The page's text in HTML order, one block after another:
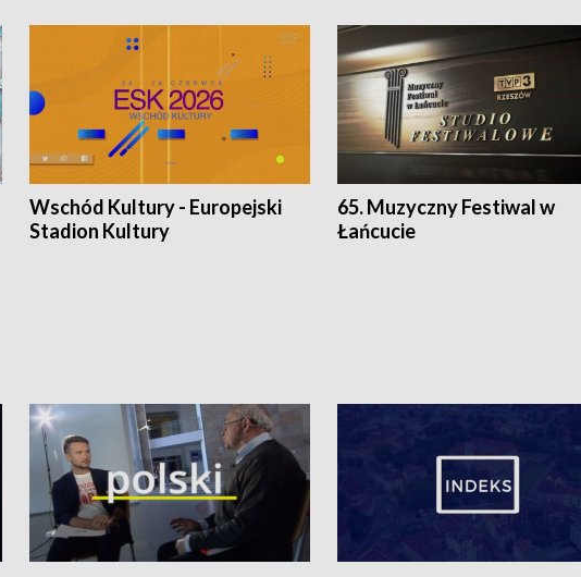
Wschód Kultury - Europejski
Stadion Kultury
65. Muzyczny Festiwal w
Łańcucie